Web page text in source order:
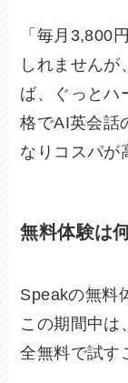
「毎月3,800
しれません
ば、ぐっとハ
格でAI英会話
なりコスパが
無料体験は
Speakの無料
この期間中は
全無料で試す